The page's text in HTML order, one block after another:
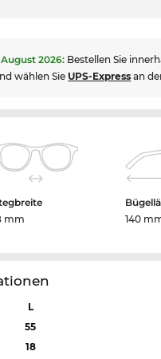
August 2026: Bestellen Sie
wählen Sie UPS-Express an
mm
140
L
55
18